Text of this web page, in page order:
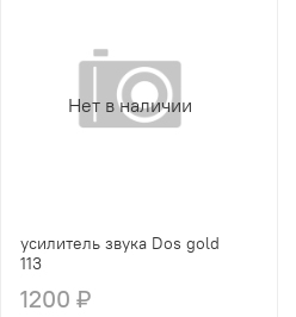
Нет в наличии
усилитель звука Dos gold
113
1200 ₽